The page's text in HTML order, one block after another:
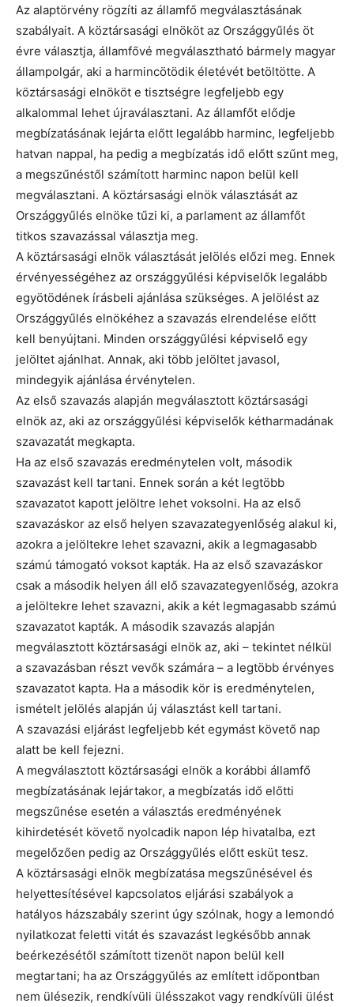
Az alaptörvény rögzíti az államfő megválasztásának
szabályait. A köztársasági elnököt az Országgyűlés öt
évre választja, államfővé megválasztható bármely magyar
állampolgár, aki a harmincötödik életévét betöltötte. A
köztársasági elnököt e tisztségre legfeljebb egy
alkalommal lehet újraválasztani. Az államfőt elődje
megbízatásának lejárta előtt legalább harminc, legfeljebb
hatvan nappal, ha pedig a megbízatás idő előtt szűnt meg,
a megszűnéstől számított harminc napon belül kell
megválasztani. A köztársasági elnök választását az
Országgyűlés elnöke tűzi ki, a parlament az államfőt
titkos szavazással választja meg.
A köztársasági elnök választását jelölés előzi meg. Ennek
érvényességéhez az országgyűlési képviselők legalább
egyötödének írásbeli ajánlása szükséges. A jelölést az
Országgyűlés elnökéhez a szavazás elrendelése előtt
kell benyújtani. Minden országgyűlési képviselő egy
jelöltet ajánlhat. Annak, aki több jelöltet javasol,
mindegyik ajánlása érvénytelen.
Az első szavazás alapján megválasztott köztársasági
elnök az, aki az országgyűlési képviselők kétharmadának
szavazatát megkapta.
Ha az első szavazás eredménytelen volt, második
szavazást kell tartani. Ennek során a két legtöbb
szavazatot kapott jelöltre lehet voksolni. Ha az első
szavazáskor az első helyen szavazategyenlőség alakul ki,
azokra a jelöltekre lehet szavazni, akik a legmagasabb
számú támogató voksot kapták. Ha az első szavazáskor
csak a második helyen áll elő szavazategyenlőség, azokra
a jelöltekre lehet szavazni, akik a két legmagasabb számú
szavazatot kapták. A második szavazás alapján
megválasztott köztársasági elnök az, aki – tekintet nélkül
a szavazásban részt vevők számára – a legtöbb érvényes
szavazatot kapta. Ha a második kör is eredménytelen,
ismételt jelölés alapján új választást kell tartani.
A szavazási eljárást legfeljebb két egymást követő nap
alatt be kell fejezni.
A megválasztott köztársasági elnök a korábbi államfő
megbízatásának lejártakor, a megbízatás idő előtti
megszűnése esetén a választás eredményének
kihirdetését követő nyolcadik napon lép hivatalba, ezt
megelőzően pedig az Országgyűlés előtt esküt tesz.
A köztársasági elnök megbízatása megszűnésével és
helyettesítésével kapcsolatos eljárási szabályok a
hatályos házszabály szerint úgy szólnak, hogy a lemondó
nyilatkozat feletti vitát és szavazást legkésőbb annak
beérkezésétől számított tizenöt napon belül kell
megtartani; ha az Országgyűlés az említett időpontban
nem ülésezik, rendkívüli ülésszakot vagy rendkívüli ülést